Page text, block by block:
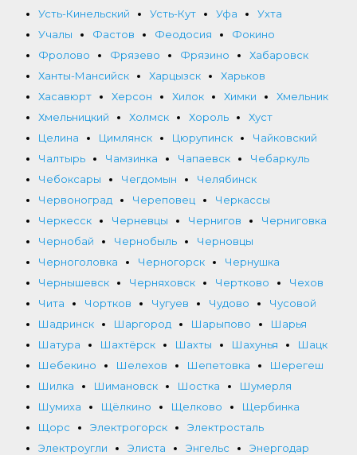
Усть-Кинельский
Усть-Кут Уфа
Ухта
Учалы
Фастов Феодосия
Фокино
Фролово
Фрязево Фрязино
Хабаровск
Ханты-Мансийск
Харцызск
Харьков
Хасавюрт
Херсон Хилок Химки
Хмельник
Хмельницкий
Холмск Хороль
Хуст
Целина
Цимлянск Цюрупинск
Чайковский
Чалтырь
Чамзинка Чапаевск
Чебаркуль
Чебоксары
Чегдомын
Челябинск
Червоноград
Череповец
Черкассы
Черкесск
Черневцы Чернигов
Черниговка
Чернобай
Чернобыль
Черновцы
Черноголовка
Черногорск
Чернушка
Чернышевск
Черняховск Чертково
Чехов
Чита
Чортков Чугуев Чудово
Чусовой
Шадринск
Шаргород Шарыпово
Шарья
Шатура
Шахтёрск Шахты Шахунья
Шацк
Шебекино
Шелехов Шепетовка
Шерегеш
Шилка
Шимановск Шостка
Шумерля
Шумиха
Щёлкино Щелково
Щербинка
Щорс
Электрогорск
Электросталь
Электроугли
Элиста Энгельс
Энергодар